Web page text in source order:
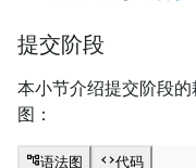
提交阶段
本小节介绍提交阶段
图：
语法图 代码